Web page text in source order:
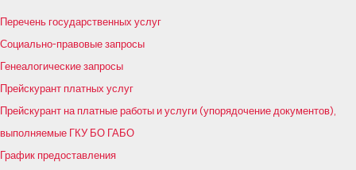
Перечень государственных услуг
Социально-правовые запросы
Генеалогические запросы
Прейскурант платных услуг
Прейскурант на платные работы и услуги (упорядочение документов),
выполняемые ГКУ БО ГАБО
График предоставления